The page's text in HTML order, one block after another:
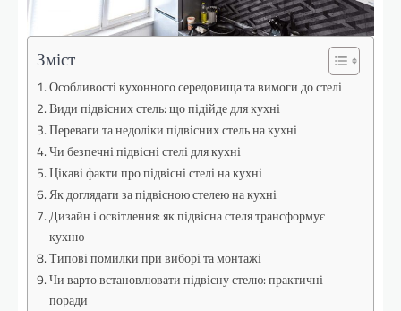
Зміст
Особливості кухонного середовища та вимоги до стелі
Види підвісних стель: що підійде для кухні
Переваги та недоліки підвісних стель на кухні
Чи безпечні підвісні стелі для кухні
Цікаві факти про підвісні стелі на кухні
Як доглядати за підвісною стелею на кухні
Дизайн і освітлення: як підвісна стеля трансформує
кухню
Типові помилки при виборі та монтажі
Чи варто встановлювати підвісну стелю: практичні
поради